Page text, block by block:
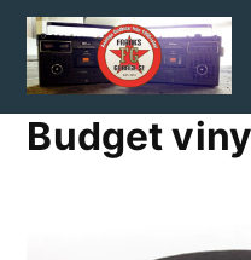
Skip
content
Budget